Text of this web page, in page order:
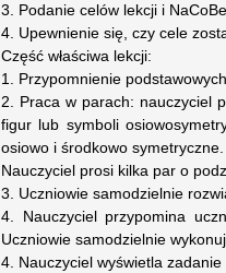
3. Podanie celów lekcji i
4. Upewnienie się, czy cele
Część właściwa lekcji:
1. Przypomnienie
2. Praca w parach: nauczyciel
figur lub symboli
osiowo i środkowo symetryczne.
Nauczyciel prosi kilka par o
3. Uczniowie samodzielnie
4. Nauczyciel przypomina
Uczniowie samodzielnie
4. Nauczyciel wyświetla